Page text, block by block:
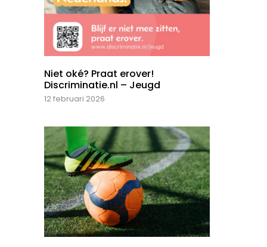
Niet oké? Praat erover!
Discriminatie.nl – Jeugd
12 februari 2026